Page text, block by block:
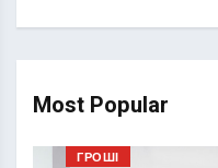
Most Popular
ГРОШІ